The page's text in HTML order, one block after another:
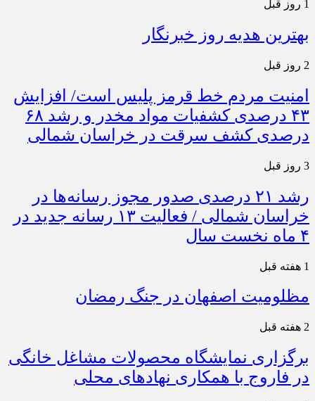
1 روز قبل
بهترین هدیه روز خبرنگار
2 روز قبل
امنیت مردم خط قرمز پلیس است/ افزایش
۴۳ درصدی کشفیات مواد مخدر و رشد ۶۸
درصدی کشف سرقت در خراسان شمالی
3 روز قبل
رشد ۲۱ درصدی صدور مجوز رسانه‌ها در
خراسان شمالی / فعالیت ۱۳ رسانه جدید در
۴ ماه نخست سال
1 هفته قبل
مظلومیت اصفهان در جنگ رمضان
2 هفته قبل
برگزاری نمایشگاه محصولات مشاغل خانگی
در فاروج با همکاری نهادهای محلی